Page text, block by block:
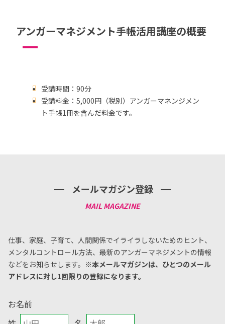
アンガーマネジメント手帳活用講座の概要
受講時間：90分
受講料金：5,000円（税別）アンガーマネンジメン
ト手帳1冊を含んだ料金です。
メールマガジン登録
仕事、家庭、子育て、人間関係でイライラしないためのヒント、
メンタルコントロール方法、 最新のアンガーマネジメントの情報
などをお知らせします。 ※本メールマガジンは、ひとつのメール
アドレスに対し1回限りの登録になります。
お名前